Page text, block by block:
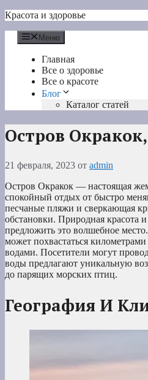
Перейти
содержимому
Красота и здоровье
Меню
Главная
Все о здоровье
Все о красоте
Блог
Каталог статей
Остров
21 февраля, 2023 от admin
Остров Окракок — настоящая
спокойный отдых от быстро
песчаные пляжи и сверкающая
обстановки. Природная красота
предложить это волшебное
может похвастаться
водами. Посетители могут
воды предлагают уникальную
до парящих морских птиц.
География И